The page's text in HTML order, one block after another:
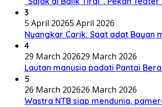
3
5 April 20265 April 2026
Nyangkar Carik: Saat adat Bayan
4
29 March 202629 March 2026
Lautan manusia padati Pantai
5
26 March 202626 March 2026
Wastra NTB siap mendunia,